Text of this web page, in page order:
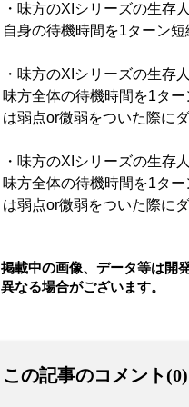
・味方のXIシリーズの生存
自身の待機時間を1ターン短
・味方のXIシリーズの生存
味方全体の待機時間を1タ
は弱点or微弱をついた際に
・味方のXIシリーズの生存
味方全体の待機時間を1タ
は弱点or微弱をついた際に
掲載中の画像、データ等は開
異なる場合がございます。
この記事のコメント(0)